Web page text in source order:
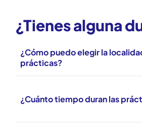
¿Tienes alguna
¿Cómo puedo elegir la
prácticas?
¿Cuánto tiempo duran las